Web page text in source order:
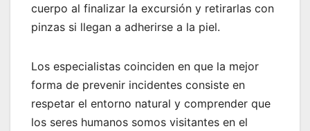
cuerpo al finalizar la excursión y retirarlas con
pinzas si llegan a adherirse a la piel.
Los especialistas coinciden en que la mejor
forma de prevenir incidentes consiste en
respetar el entorno natural y comprender que
los seres humanos somos visitantes en el